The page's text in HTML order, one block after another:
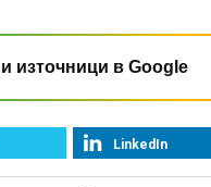
източници в Google
LinkedIn